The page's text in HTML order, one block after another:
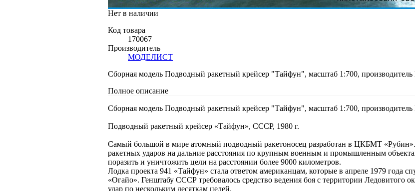
Нет в наличии
Код товара
170067
Производитель
МОДЕЛИСТ
Сборная модель Подводный ракетный крейсер "Тайфун", масштаб 1:700,
Полное описание
Сборная модель Подводный ракетный крейсер "Тайфун", масштаб 1:700,
Подводный ракетный крейсер «Тайфун», СССР, 1980 г.
Самый большой в мире атомный подводный ракетоносец разработан в ЦКБМТ
ракетных ударов на дальние расстояния по крупным военным и промышленным
поразить и уничтожить цели на расстоянии более 9000 километров.
Лодка проекта 941 «Тайфун» стала ответом американцам, которые в апреле 1979 года
«Огайо». Генштабу СССР требовалось средство ведения боя с территории Ледовитого
удар по нескольким десяткам целей.